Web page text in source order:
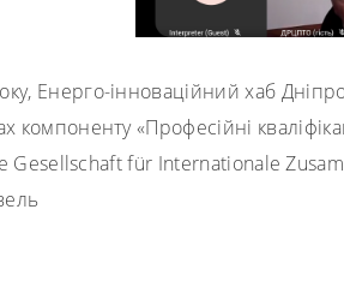
Енерго-інноваційний хаб
«Професійні
Gesellschaft für Internationale